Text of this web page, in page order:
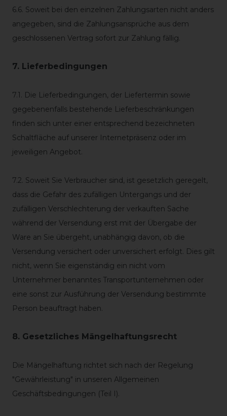
6.6. Soweit bei den einzelnen Zahlungsarten nicht anders
angegeben, sind die Zahlungsansprüche aus dem
geschlossenen Vertrag sofort zur Zahlung fällig.
7. Lieferbedingungen
7.1. Die Lieferbedingungen, der Liefertermin sowie
gegebenenfalls bestehende Lieferbeschränkungen
finden sich unter einer entsprechend bezeichneten
Schaltfläche auf unserer Internetpräsenz oder im
jeweiligen Angebot.
7.2. Soweit Sie Verbraucher sind, ist gesetzlich geregelt,
dass die Gefahr des zufälligen Untergangs und der
zufälligen Verschlechterung der verkauften Sache
während der Versendung erst mit der Übergabe der
Ware an Sie übergeht, unabhängig davon, ob die
Versendung versichert oder unversichert erfolgt. Dies gilt
nicht, wenn Sie eigenständig ein nicht vom
Unternehmer benanntes Transportunternehmen oder
eine sonst zur Ausführung der Versendung bestimmte
Person beauftragt haben.
8. Gesetzliches Mängelhaftungsrecht
Die Mängelhaftung richtet sich nach der Regelung
"Gewährleistung" in unseren Allgemeinen
Geschäftsbedingungen (Teil I).